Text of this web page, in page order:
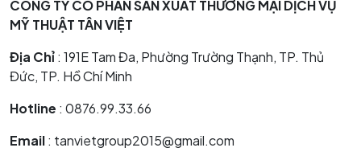
CÔNG TY CỔ PHẦN SẢN XUẤT THƯƠNG MẠI DỊCH VỤ
MỸ THUẬT TÂN VIỆT
Địa Chỉ: 191E Tam Đa, Phường Trường Thạnh, TP. Thủ
Đức, TP. Hồ Chí Minh
Hotline : 0876.99.33.66
Email: tanvietgroup2015@gmail.com